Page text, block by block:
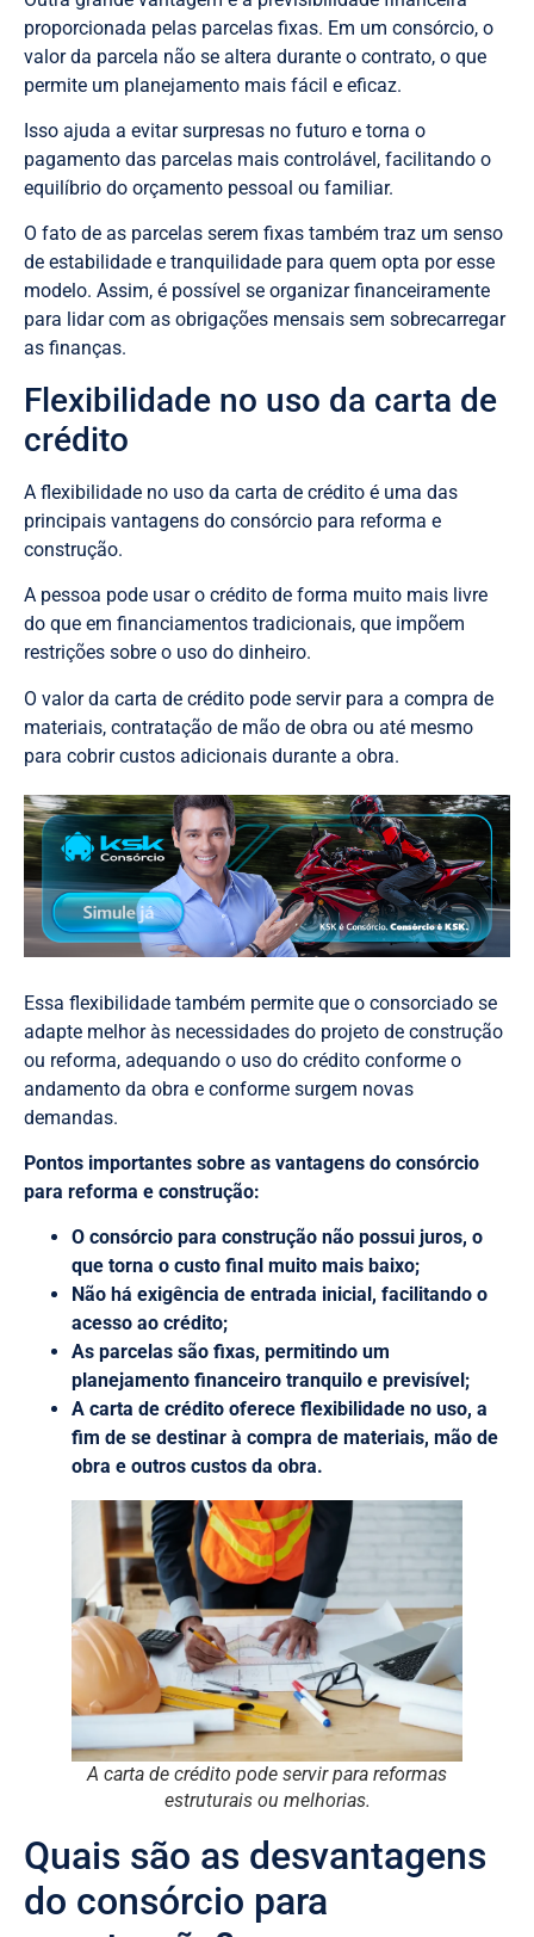
proporcionada pelas parcelas fixas. Em um consórcio, o
valor da parcela não se altera durante o contrato, o que
permite um planejamento mais fácil e eficaz.
Isso ajuda a evitar surpresas no futuro e torna o
pagamento das parcelas mais controlável, facilitando o
equilíbrio do orçamento pessoal ou familiar.
O fato de as parcelas serem fixas também traz um senso
de estabilidade e tranquilidade para quem opta por esse
modelo. Assim, é possível se organizar financeiramente
para lidar com as obrigações mensais sem sobrecarregar
as finanças.
Flexibilidade no uso da carta de
crédito
A flexibilidade no uso da carta de crédito é uma das
principais vantagens do consórcio para reforma e
construção.
A pessoa pode usar o crédito de forma muito mais livre
do que em financiamentos tradicionais, que impõem
restrições sobre o uso do dinheiro.
O valor da carta de crédito pode servir para a compra de
materiais, contratação de mão de obra ou até mesmo
para cobrir custos adicionais durante a obra.
Essa flexibilidade também permite que o consorciado se
adapte melhor às necessidades do projeto de construção
ou reforma, adequando o uso do crédito conforme o
andamento da obra e conforme surgem novas
demandas.
Pontos importantes sobre as vantagens do consórcio
para reforma e construção:
O consórcio para construção não possui juros, o
que torna o custo final muito mais baixo;
Não há exigência de entrada inicial, facilitando o
acesso ao crédito;
As parcelas são fixas, permitindo um
planejamento financeiro tranquilo e previsível;
A carta de crédito oferece flexibilidade no uso, a
fim de se destinar à compra de materiais, mão de
obra e outros custos da obra.
A carta de crédito pode servir para reformas
estruturais ou melhorias.
Quais são as desvantagens
do consórcio para